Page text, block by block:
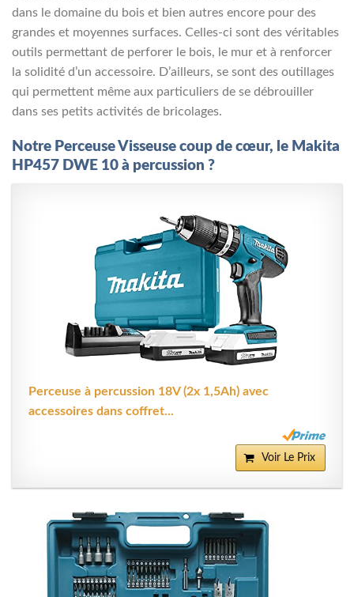
dans le domaine du bois et bien autres encore pour des
grandes et moyennes surfaces. Celles-ci sont des véritables
outils permettant de perforer le bois, le mur et à renforcer
la solidité d’un accessoire. D’ailleurs, se sont des outillages
qui permettent même aux particuliers de se débrouiller
dans ses petits activités de bricolages.
Notre Perceuse Visseuse coup de cœur, le Makita
HP457 DWE 10 à percussion ?
Perceuse à percussion 18V (2x 1,5Ah) avec
accessoires dans coffret...
Voir Le Prix